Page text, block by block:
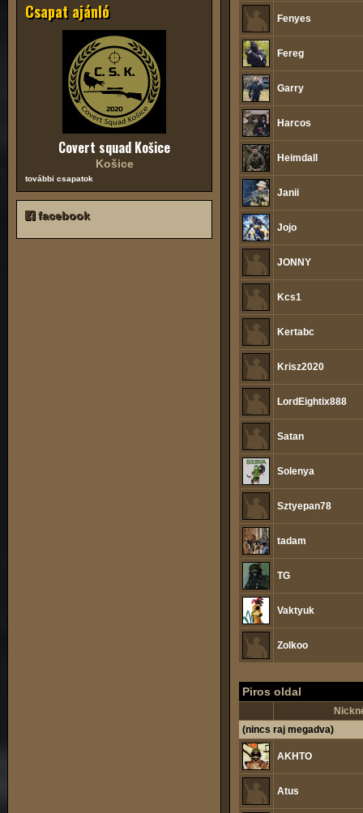
Csapat ajánló
Covert squad Košice
Košice
további csapatok
facebook
Fenyes
Fereg
Garry
Harcos
Heimdall
Janii
Jojo
JONNY
Kcs1
Kertabc
Krisz2020
LordEightix888
Satan
Solenya
Sztyepan78
tadam
TG
Vaktyuk
Zolkoo
Piros oldal
(nincs raj megadva)
AKHTO
Atus